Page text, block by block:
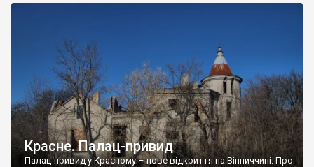
Красне. Палац-привид
Палац-привид у Красному – нове відкриття на Вінниччині. Про